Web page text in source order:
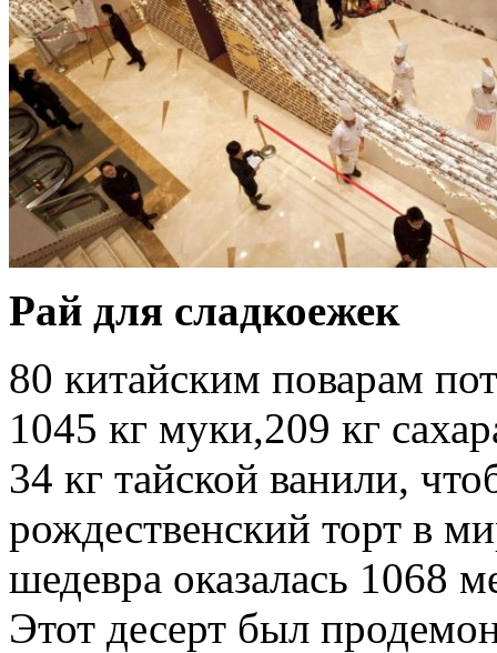
Рай для сладкоежек
80 китайским поварам
1045 кг муки,209 кг
34 кг тайской ванили,
рождественский торт в
шедевра оказалась 1068
Этот десерт был